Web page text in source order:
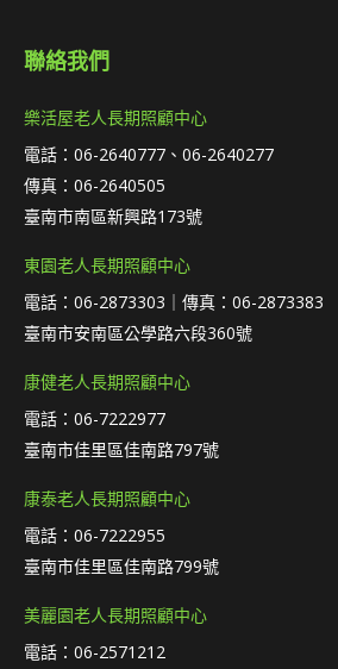
聯絡我們
樂活屋老人長期照顧中心
電話：06-2640777、06-2640277
傳真：06-2640505
臺南市南區新興路173號
東園老人長期照顧中心
電話：06-2873303｜傳真：06-2873383
臺南市安南區公學路六段360號
康健老人長期照顧中心
電話：06-7222977
臺南市佳里區佳南路797號
康泰老人長期照顧中心
電話：06-7222955
臺南市佳里區佳南路799號
美麗園老人長期照顧中心
電話：06-2571212